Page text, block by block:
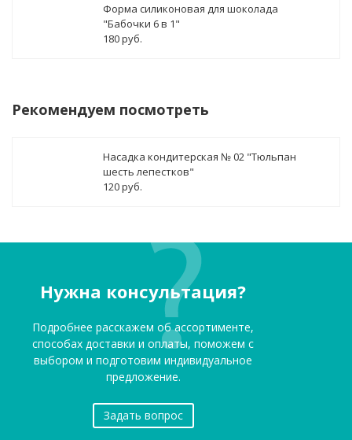
Форма силиконовая для шоколада
"Бабочки 6 в 1"
180 руб.
Рекомендуем посмотреть
Насадка кондитерская № 02 "Тюльпан
шесть лепестков"
120 руб.
Нужна консультация?
Подробнее расскажем об ассортименте,
способах доставки и оплаты, поможем с
выбором и подготовим индивидуальное
предложение.
Задать вопрос